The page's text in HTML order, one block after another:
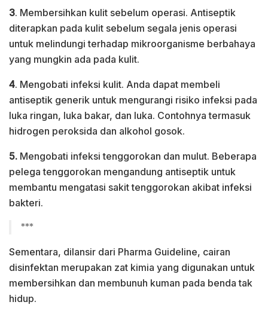
3. Membersihkan kulit sebelum operasi. Antiseptik
diterapkan pada kulit sebelum segala jenis operasi
untuk melindungi terhadap mikroorganisme berbahaya
yang mungkin ada pada kulit.
4. Mengobati infeksi kulit. Anda dapat membeli
antiseptik generik untuk mengurangi risiko infeksi pada
luka ringan, luka bakar, dan luka. Contohnya termasuk
hidrogen peroksida dan alkohol gosok.
5. Mengobati infeksi tenggorokan dan mulut. Beberapa
pelega tenggorokan mengandung antiseptik untuk
membantu mengatasi sakit tenggorokan akibat infeksi
bakteri.
***
Sementara, dilansir dari Pharma Guideline, cairan
disinfektan merupakan zat kimia yang digunakan untuk
membersihkan dan membunuh kuman pada benda tak
hidup.